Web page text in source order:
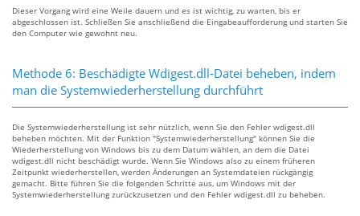
Dieser Vorgang wird eine Weile dauern und es ist wichtig, zu warten, bis er
abgeschlossen ist. Schließen Sie anschließend die Eingabeaufforderung und starten Sie
den Computer wie gewohnt neu.
Methode 6: Beschädigte Wdigest.dll-Datei beheben, indem
man die Systemwiederherstellung durchführt
Die Systemwiederherstellung ist sehr nützlich, wenn Sie den Fehler wdigest.dll
beheben möchten. Mit der Funktion "Systemwiederherstellung" können Sie die
Wiederherstellung von Windows bis zu dem Datum wählen, an dem die Datei
wdigest.dll nicht beschädigt wurde. Wenn Sie Windows also zu einem früheren
Zeitpunkt wiederherstellen, werden Änderungen an Systemdateien rückgängig
gemacht. Bitte führen Sie die folgenden Schritte aus, um Windows mit der
Systemwiederherstellung zurückzusetzen und den Fehler wdigest.dll zu beheben.